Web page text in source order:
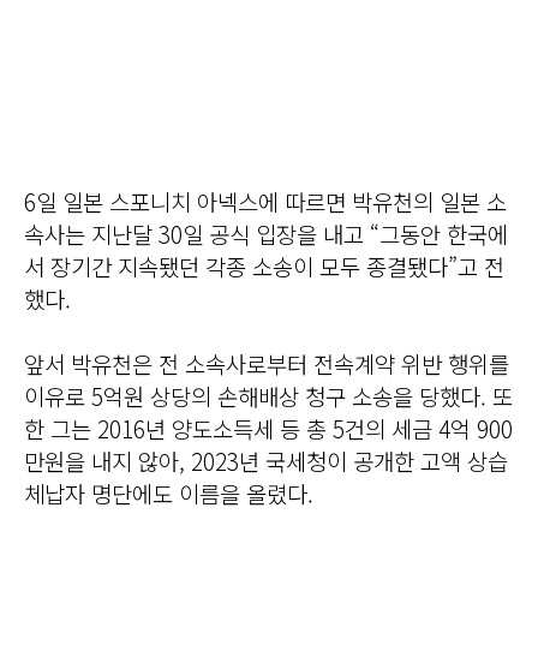
6일 일본 스포니치 아넥스에 따르면 박유천의 일본 소
속사는 지난달 30일 공식 입장을 내고 “그동안 한국에
서 장기간 지속됐던 각종 소송이 모두 종결됐다”고 전
했다.
앞서 박유천은 전 소속사로부터 전속계약 위반 행위를
이유로 5억원 상당의 손해배상 청구 소송을 당했다. 또
한 그는 2016년 양도소득세 등 총 5건의 세금 4억 900
만원을 내지 않아, 2023년 국세청이 공개한 고액 상습
체납자 명단에도 이름을 올렸다.